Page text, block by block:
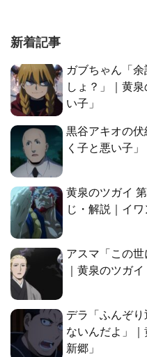
新着記事
ガブちゃん「
しょ？」｜黄
い子」
黒谷アキオの
く子と悪い子」
黄泉のツガイ
じ・解説｜イ
アスマ「この世
｜黄泉のツガ
デラ「ふんぞり
ないんだよ」
新郷」